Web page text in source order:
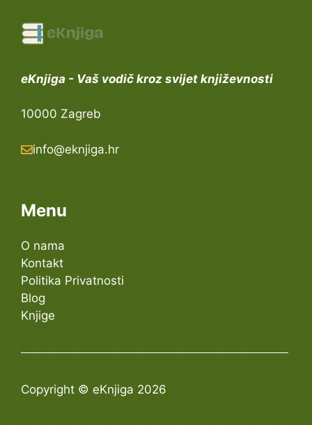
eKnjiga - Vaš vodič kroz svijet književnosti
10000 Zagreb
info@eknjiga.hr
Menu
O nama
Kontakt
Politika Privatnosti
Blog
Knjige
Copyright © eKnjiga 2026